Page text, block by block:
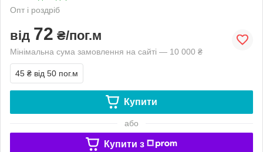
Опт і роздріб
від 72 ₴/пог.м
Мінімальна сума замовлення на сайті — 10 000 ₴
45 ₴ від 50 пог.м
Купити
або
Купити з